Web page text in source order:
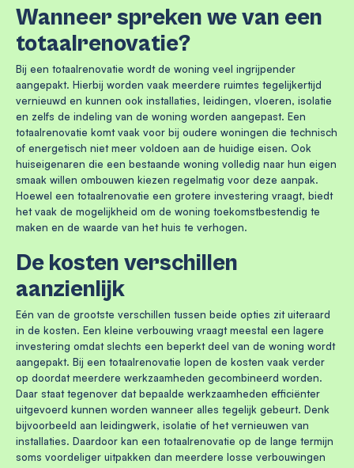
Wanneer spreken we van een
totaalrenovatie?
Bij een totaalrenovatie wordt de woning veel ingrijpender
aangepakt. Hierbij worden vaak meerdere ruimtes tegelijkertijd
vernieuwd en kunnen ook installaties, leidingen, vloeren, isolatie
en zelfs de indeling van de woning worden aangepast. Een
totaalrenovatie komt vaak voor bij oudere woningen die technisch
of energetisch niet meer voldoen aan de huidige eisen. Ook
huiseigenaren die een bestaande woning volledig naar hun eigen
smaak willen ombouwen kiezen regelmatig voor deze aanpak.
Hoewel een totaalrenovatie een grotere investering vraagt, biedt
het vaak de mogelijkheid om de woning toekomstbestendig te
maken en de waarde van het huis te verhogen.
De kosten verschillen
aanzienlijk
Eén van de grootste verschillen tussen beide opties zit uiteraard
in de kosten. Een kleine verbouwing vraagt meestal een lagere
investering omdat slechts een beperkt deel van de woning wordt
aangepakt. Bij een totaalrenovatie lopen de kosten vaak verder
op doordat meerdere werkzaamheden gecombineerd worden.
Daar staat tegenover dat bepaalde werkzaamheden efficiënter
uitgevoerd kunnen worden wanneer alles tegelijk gebeurt. Denk
bijvoorbeeld aan leidingwerk, isolatie of het vernieuwen van
installaties. Daardoor kan een totaalrenovatie op de lange termijn
soms voordeliger uitpakken dan meerdere losse verbouwingen